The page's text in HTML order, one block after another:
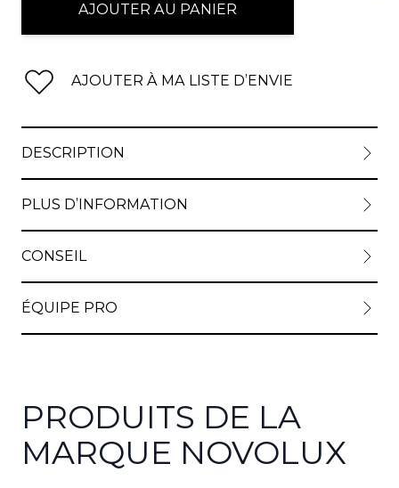
AJOUTER AU PANIER
AJOUTER À MA LISTE D’ENVIE
DESCRIPTION
PLUS D’INFORMATION
CONSEIL
ÉQUIPE PRO
PRODUITS DE LA
MARQUE NOVOLUX